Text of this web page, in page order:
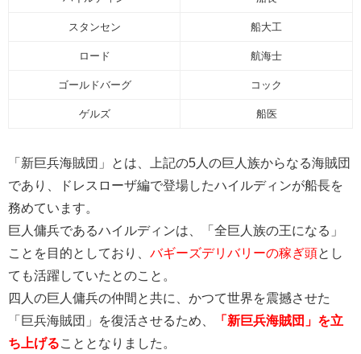
スタンセン 船大工
ロード 航海士
ゴールドバーグ コック
ゲルズ 船医
「新巨兵海賊団」とは、上記の5人の巨人族からなる海賊団
であり、ドレスローザ編で登場したハイルディンが船長を
務めています。
巨人傭兵であるハイルディンは、「全巨人族の王になる」
ことを目的としており、 バギーズデリバリーの稼ぎ頭とし
ても活躍していたとのこと。
四人の巨人傭兵の仲間と共に、かつて世界を震撼させた
「巨兵海賊団」を復活させるため、
「新巨兵海賊団」を立
ち上げることとなりました。